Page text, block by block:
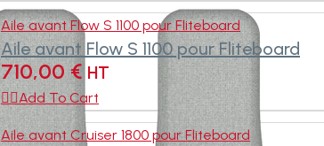
Aile avant Flow S 1100 pour Fliteboard
Aile avant Flow S 1100 pour Fliteboard
710,00€ HT
Add To Cart
Aile avant Cruiser 1800 pour Fliteboard